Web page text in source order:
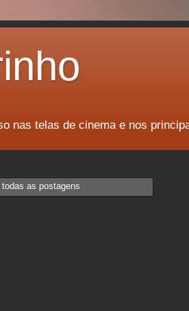
nas telas de cinema e nos
todas as postagens